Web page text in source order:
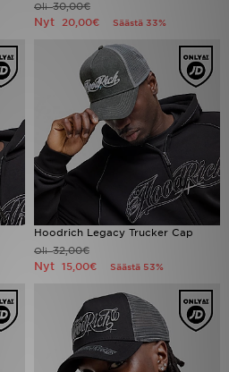
Oli30,00€
Nyt 20,00€ Säästä 33%
Hoodrich Legacy Trucker Cap
Oli32,00€
Nyt 15,00€ Säästä 53%